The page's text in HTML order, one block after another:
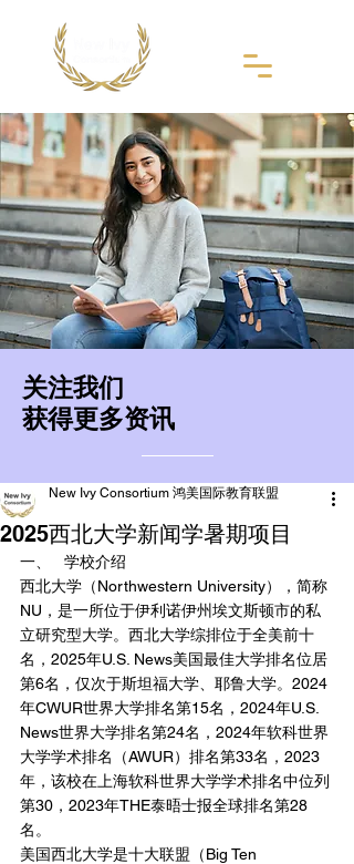
​关注我们
获得更多资讯
2025西北大学新闻学暑期项目
New Ivy Consortium 鸿美国际教育联盟
一、	学校介绍
西北大学（Northwestern University），简称
NU，是一所位于伊利诺伊州埃文斯顿市的私
立研究型大学。西北大学综排位于全美前十
名，2025年U.S. News美国最佳大学排名位居
第6名，仅次于斯坦福大学、耶鲁大学。2024
年CWUR世界大学排名第15名，2024年U.S.
News世界大学排名第24名，2024年软科世界
大学学术排名（AWUR）排名第33名，2023
年，该校在上海软科世界大学学术排名中位列
第30，2023年THE泰晤士报全球排名第28
名。
美国西北大学是十大联盟（Big Ten